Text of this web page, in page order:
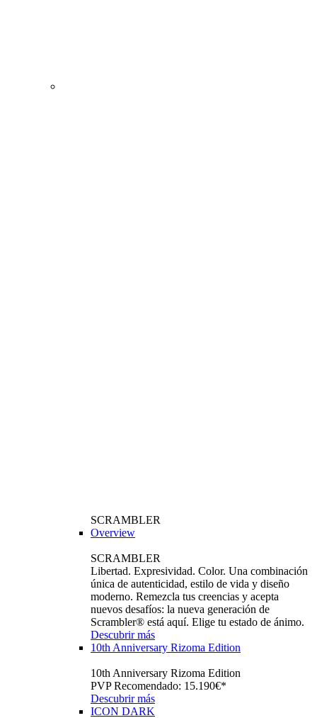
SCRAMBLER
Overview
SCRAMBLER
Libertad. Expresividad. Color. Una combinación
única de autenticidad, estilo de vida y diseño
moderno. Remezcla tus creencias y acepta
nuevos desafíos: la nueva generación de
Scrambler® está aquí. Elige tu estado de ánimo.
Descubrir más
10th Anniversary Rizoma Edition
10th Anniversary Rizoma Edition
PVP Recomendado: 15.190€*
Descubrir más
ICON DARK